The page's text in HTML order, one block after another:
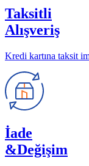
Taksitli
Alışveriş
Kredi kartına taksit
İade
&Değişim